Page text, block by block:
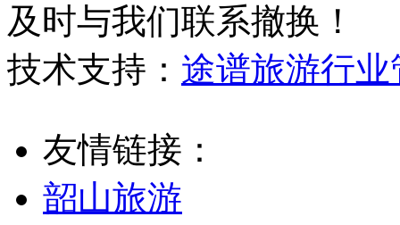
及时与我们联系撤换！
技术支持： 途谱旅游行
友情链接：
韶山旅游